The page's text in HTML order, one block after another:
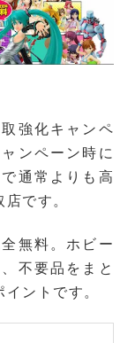
強化キャンペ
ンペーン時に
通常よりも高
です。
無料。ホビー
不要品をまと
ントです。